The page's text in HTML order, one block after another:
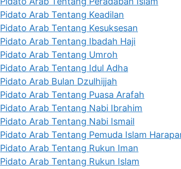
Pidato Arab Tentang Keadilan
Pidato Arab Tentang Kesuksesan
Pidato Arab Tentang Ibadah Haji
Pidato Arab Tentang Umroh
Pidato Arab Tentang Idul Adha
Pidato Arab Bulan Dzulhijjah
Pidato Arab Tentang Puasa Arafah
Pidato Arab Tentang Nabi Ibrahim
Pidato Arab Tentang Nabi Ismail
Pidato Arab Tentang Pemuda Islam
Pidato Arab Tentang Rukun Iman
Pidato Arab Tentang Rukun Islam